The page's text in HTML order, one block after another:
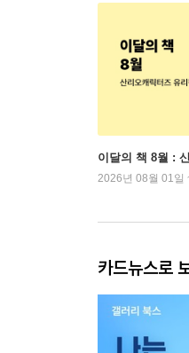
이달의 책 8월 :
2026년 08월 01일
카드뉴스로